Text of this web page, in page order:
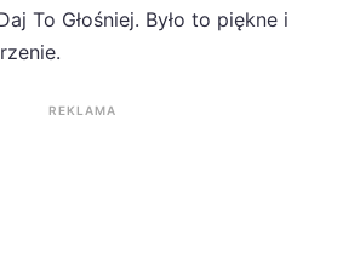
To Głośniej. Było to piękne i
REKLAMA